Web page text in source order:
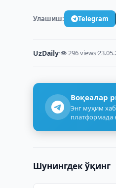
Улашиш: Telegram
UzDaily·👁 296 views·
Воқеалар
Энг муҳим
платформада
Шунингдек ўқинг